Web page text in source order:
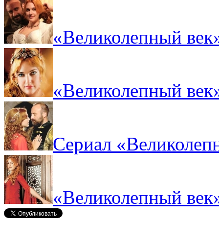
«Великолепный
«Великолепный
Сериал
«Великолепный